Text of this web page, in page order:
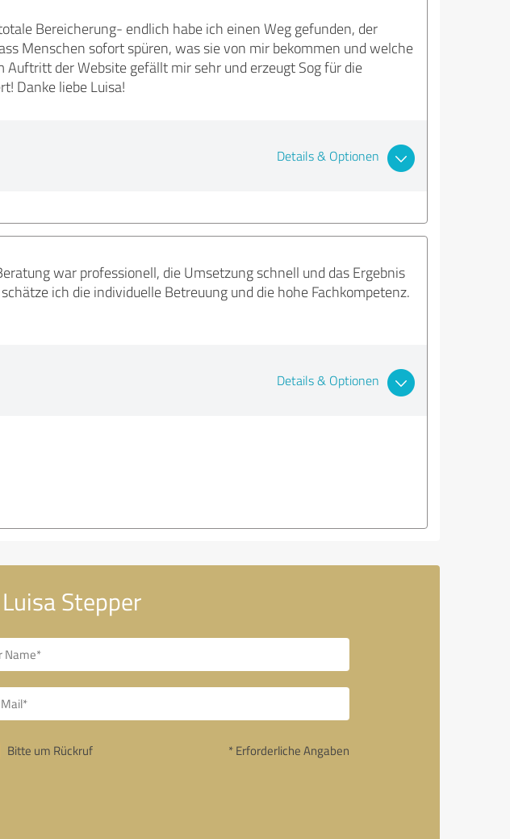
Bereicherung- endlich habe ich einen Weg gefunden, der
Menschen sofort spüren, was sie von mir bekommen und welche
der Website gefällt mir sehr und erzeugt Sog für die
Danke liebe Luisa!
Details & Optionen
war professionell, die Umsetzung schnell und das Ergebnis
ich die individuelle Betreuung und die hohe Fachkompetenz.
Details & Optionen
Stepper
Bitte um Rückruf * Erforderliche Angaben